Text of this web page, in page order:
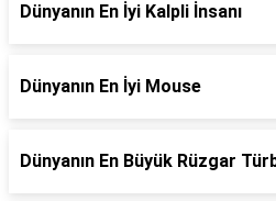
Dünyanın En İyi Kalpli İnsanı
Dünyanın En İyi Mouse
Dünyanın En Büyük Rüzgar